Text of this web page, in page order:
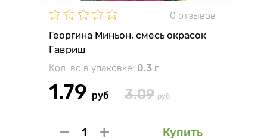
0 отзывов
Георгина Миньон, смесь окрасок
Гавриш
Кол-во в упаковке: 0.3 г
1.79 руб 3.09 руб
Купить